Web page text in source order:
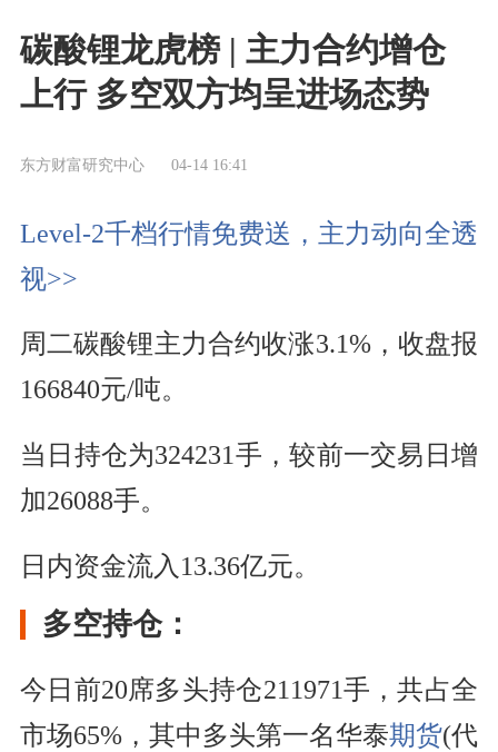
碳酸锂龙虎榜 | 主力合约增仓
上行 多空双方均呈进场态势
东方财富研究中心 04-14 16:41
Level-2千档行情免费送，主力动向全透
视>>
周二碳酸锂主力合约收涨3.1%，收盘报
166840元/吨。
当日持仓为324231手，较前一交易日增
加26088手。
日内资金流入13.36亿元。
多空持仓：
今日前20席多头持仓211971手，共占全
市场65%，其中多头第一名华泰期货(代